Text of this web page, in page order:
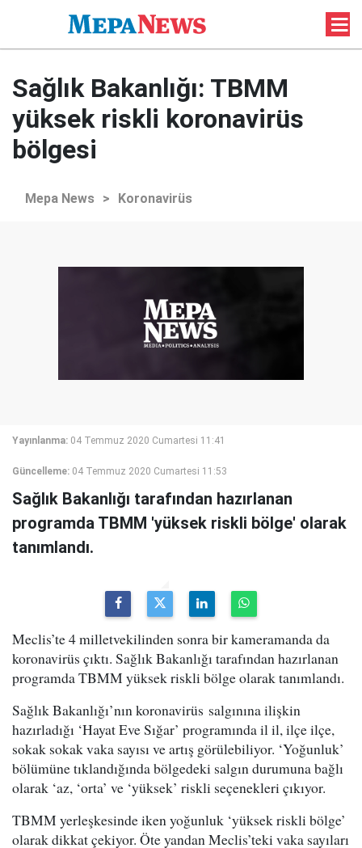
Sağlık Bakanlığı: TBMM
yüksek riskli koronavirüs
bölgesi
Mepa News > Koronavirüs
Yayınlanma: 04 Temmuz 2020 Cumartesi 11:41
Güncelleme: 04 Temmuz 2020 Cumartesi 11:53
Sağlık Bakanlığı tarafından hazırlanan
programda TBMM 'yüksek riskli bölge' olarak
tanımlandı.
Meclis’te 4 milletvekilinden sonra bir kameramanda da
koronavirüs çıktı. Sağlık Bakanlığı tarafından hazırlanan
programda TBMM yüksek riskli bölge olarak tanımlandı.
Sağlık Bakanlığı’nın koronavirüs salgınına ilişkin
hazırladığı ‘Hayat Eve Sığar’ programında il il, ilçe ilçe,
sokak sokak vaka sayısı ve artış görülebiliyor. ‘Yoğunluk’
bölümüne tıklandığında bölgedeki salgın durumuna bağlı
olarak ‘az, ‘orta’ ve ‘yüksek’ riskli seçenekleri çıkıyor.
TBMM yerleşkesinde iken yoğunluk ‘yüksek riskli bölge’
olarak dikkat çekiyor. Öte yandan Meclis’teki vaka sayıları